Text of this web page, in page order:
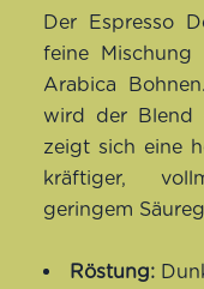
Bewertet
Der Espresso
feine
Arabica
wird der Blend
zeigt sich eine
kräftiger,
geringem
Röstung: